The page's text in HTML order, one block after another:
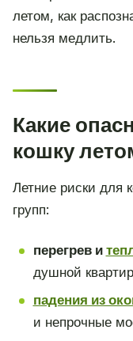
летом, как
нельзя медлить.
Какие
кошку
Летние риски для
групп:
перегрев и
душной
падения из
и непрочные